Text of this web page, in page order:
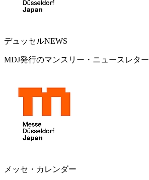
デュッセルNEWS
MDJ発行のマンスリー・ニュースレター
メッセ・カレンダー